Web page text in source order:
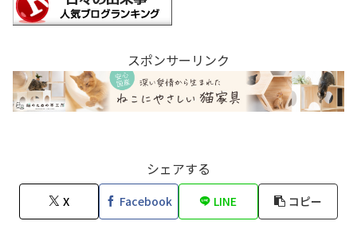
スポンサーリンク
シェアする
X Facebook LINE コピー